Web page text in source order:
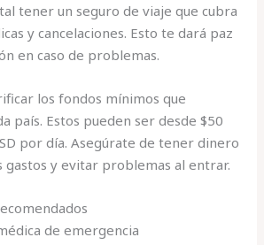
tener un seguro de viaje que cubra
y cancelaciones. Esto te dará paz
en caso de problemas.
los fondos mínimos que
país. Estos pueden ser desde $50
por día. Asegúrate de tener dinero
gastos y evitar problemas al entrar.
de emergencia